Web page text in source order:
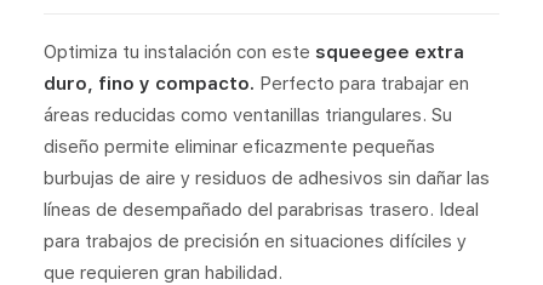
Optimiza tu instalación con este squeegee extra
duro, fino y compacto. Perfecto para trabajar en
áreas reducidas como ventanillas triangulares. Su
diseño permite eliminar eficazmente pequeñas
burbujas de aire y residuos de adhesivos sin dañar las
líneas de desempañado del parabrisas trasero. Ideal
para trabajos de precisión en situaciones difíciles y
que requieren gran habilidad.